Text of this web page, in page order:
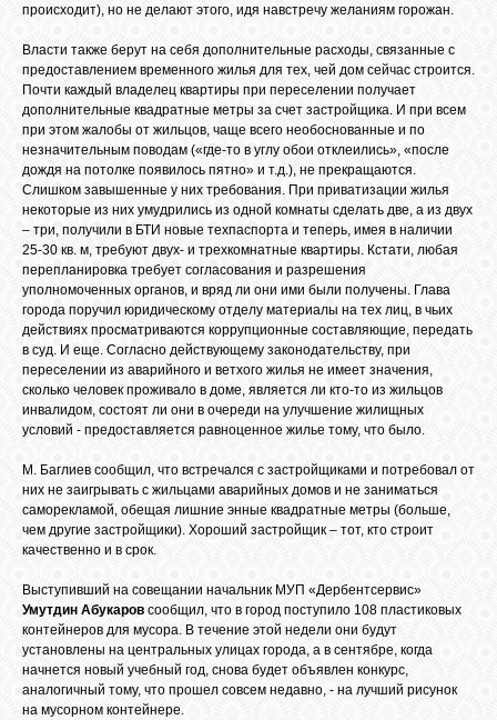
RSS
GOOGLE+
TWITTER
FACEBOOK
происходит), но не делают этого, идя навстречу желаниям горожан.
Власти также берут на себя дополнительные расходы, связанные с
предоставлением временного жилья для тех, чей дом сейчас строится.
Почти каждый владелец квартиры при переселении получает
дополнительные квадратные метры за счет застройщика. И при всем
при этом жалобы от жильцов, чаще всего необоснованные и по
незначительным поводам («где-то в углу обои отклеились», «после
дождя на потолке появилось пятно» и т.д.), не прекращаются.
Слишком завышенные у них требования. При приватизации жилья
некоторые из них умудрились из одной комнаты сделать две, а из двух
– три, получили в БТИ новые техпаспорта и теперь, имея в наличии
25-30 кв. м, требуют двух- и трехкомнатные квартиры. Кстати, любая
перепланировка требует согласования и разрешения
уполномоченных органов, и вряд ли они ими были получены. Глава
города поручил юридическому отделу материалы на тех лиц, в чьих
действиях просматриваются коррупционные составляющие, передать
в суд. И еще. Согласно действующему законодательству, при
переселении из аварийного и ветхого жилья не имеет значения,
сколько человек проживало в доме, является ли кто-то из жильцов
инвалидом, состоят ли они в очереди на улучшение жилищных
условий - предоставляется равноценное жилье тому, что было.
М. Баглиев сообщил, что встречался с застройщиками и потребовал от
них не заигрывать с жильцами аварийных домов и не заниматься
саморекламой, обещая лишние энные квадратные метры (больше,
чем другие застройщики). Хороший застройщик – тот, кто строит
качественно и в срок.
Выступивший на совещании начальник МУП «Дербентсервис»
Умутдин Абукаров сообщил, что в город поступило 108 пластиковых
контейнеров для мусора. В течение этой недели они будут
установлены на центральных улицах города, а в сентябре, когда
начнется новый учебный год, снова будет объявлен конкурс,
аналогичный тому, что прошел совсем недавно, - на лучший рисунок
на мусорном контейнере.